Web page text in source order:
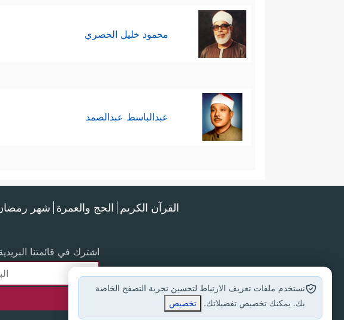
محمود خليل الحصري
عبدالباسط عبدالصمد
القرآن الكريم الحج والعمرة شهر
اشترك في قائمتنا
نستخدم ملفات تعريف الارتباط لتحسين تجربة التصفح الخاصة
بك. يمكنك تخصيص تفضيلاتك.
تخصيص